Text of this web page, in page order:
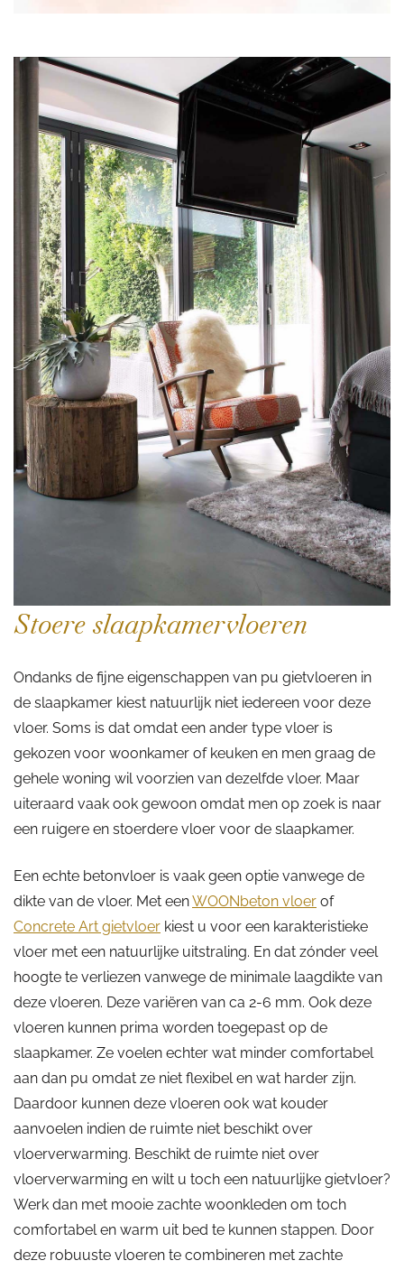
Stoere slaapkamervloeren
Ondanks de fijne eigenschappen van pu gietvloeren in
de slaapkamer kiest natuurlijk niet iedereen voor deze
vloer. Soms is dat omdat een ander type vloer is
gekozen voor woonkamer of keuken en men graag de
gehele woning wil voorzien van dezelfde vloer. Maar
uiteraard vaak ook gewoon omdat men op zoek is naar
een ruigere en stoerdere vloer voor de slaapkamer.
Een echte betonvloer is vaak geen optie vanwege de
dikte van de vloer. Met eenWOONbeton vloer of
Concrete Art gietvloer kiest u voor een karakteristieke
vloer met een natuurlijke uitstraling. En dat zónder veel
hoogte te verliezen vanwege de minimale laagdikte van
deze vloeren. Deze variëren van ca 2-6 mm. Ook deze
vloeren kunnen prima worden toegepast op de
slaapkamer. Ze voelen echter wat minder comfortabel
aan dan pu omdat ze niet flexibel en wat harder zijn.
Daardoor kunnen deze vloeren ook wat kouder
aanvoelen indien de ruimte niet beschikt over
vloerverwarming. Beschikt de ruimte niet over
vloerverwarming en wilt u toch een natuurlijke gietvloer?
Werk dan met mooie zachte woonkleden om toch
comfortabel en warm uit bed te kunnen stappen. Door
deze robuuste vloeren te combineren met zachte